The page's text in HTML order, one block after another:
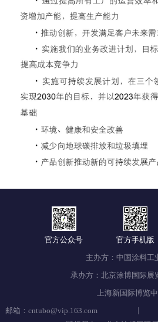
官方公众号 官方手机版
主办方：中国涂料工
承办方：北京涂博国际展
上海新国际博览
邮箱：cntubo@vip.163.com
|